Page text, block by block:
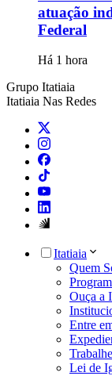
atuação
Federal
Há 1 hora
Grupo Itatiaia
Itatiaia Nas Redes
Itatiaia
Quem
Ouça a
Entre
Lei de